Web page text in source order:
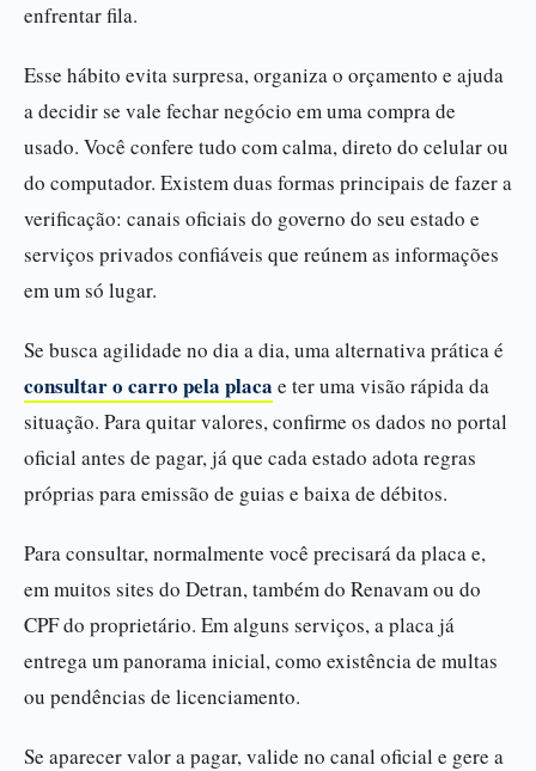
enfrentar fila.
Esse hábito evita surpresa, organiza o orçamento e ajuda
a decidir se vale fechar negócio em uma compra de
usado. Você confere tudo com calma, direto do celular ou
do computador. Existem duas formas principais de fazer a
verificação: canais oficiais do governo do seu estado e
serviços privados confiáveis que reúnem as informações
em um só lugar.
Se busca agilidade no dia a dia, uma alternativa prática é
consultar o carro pela placa e ter uma visão rápida da
situação. Para quitar valores, confirme os dados no portal
oficial antes de pagar, já que cada estado adota regras
próprias para emissão de guias e baixa de débitos.
Para consultar, normalmente você precisará da placa e,
em muitos sites do Detran, também do Renavam ou do
CPF do proprietário. Em alguns serviços, a placa já
entrega um panorama inicial, como existência de multas
ou pendências de licenciamento.
Se aparecer valor a pagar, valide no canal oficial e gere a